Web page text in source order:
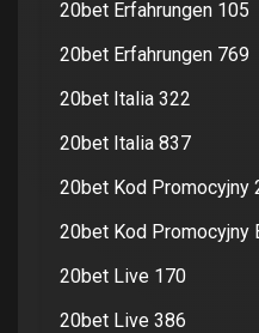
20bet Erfahrungen 105
20bet Erfahrungen 769
20bet Italia 322
20bet Italia 837
20bet Kod Promocyjny
20bet Kod Promocyjny
20bet Live 170
20bet Live 386